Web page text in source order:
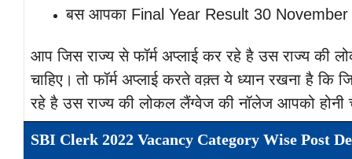
बस आपका Final Year Result 30 November
आप जिस राज्य से फॉर्म अप्लाई कर रहे है उस राज्य की
चाहिए। तो फॉर्म अप्लाई करते वक़्त ये ध्यान रखना है कि
रहे है उस राज्य की लोकल लैंग्वेज की नॉलेज आपको होनी
SBI Clerk 2022 Vacancy Category Wise Post